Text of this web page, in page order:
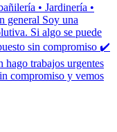
• Jardinería •
general Soy una
Si algo se puede
sin compromiso ✔
trabajos urgentes
compromiso y vemos